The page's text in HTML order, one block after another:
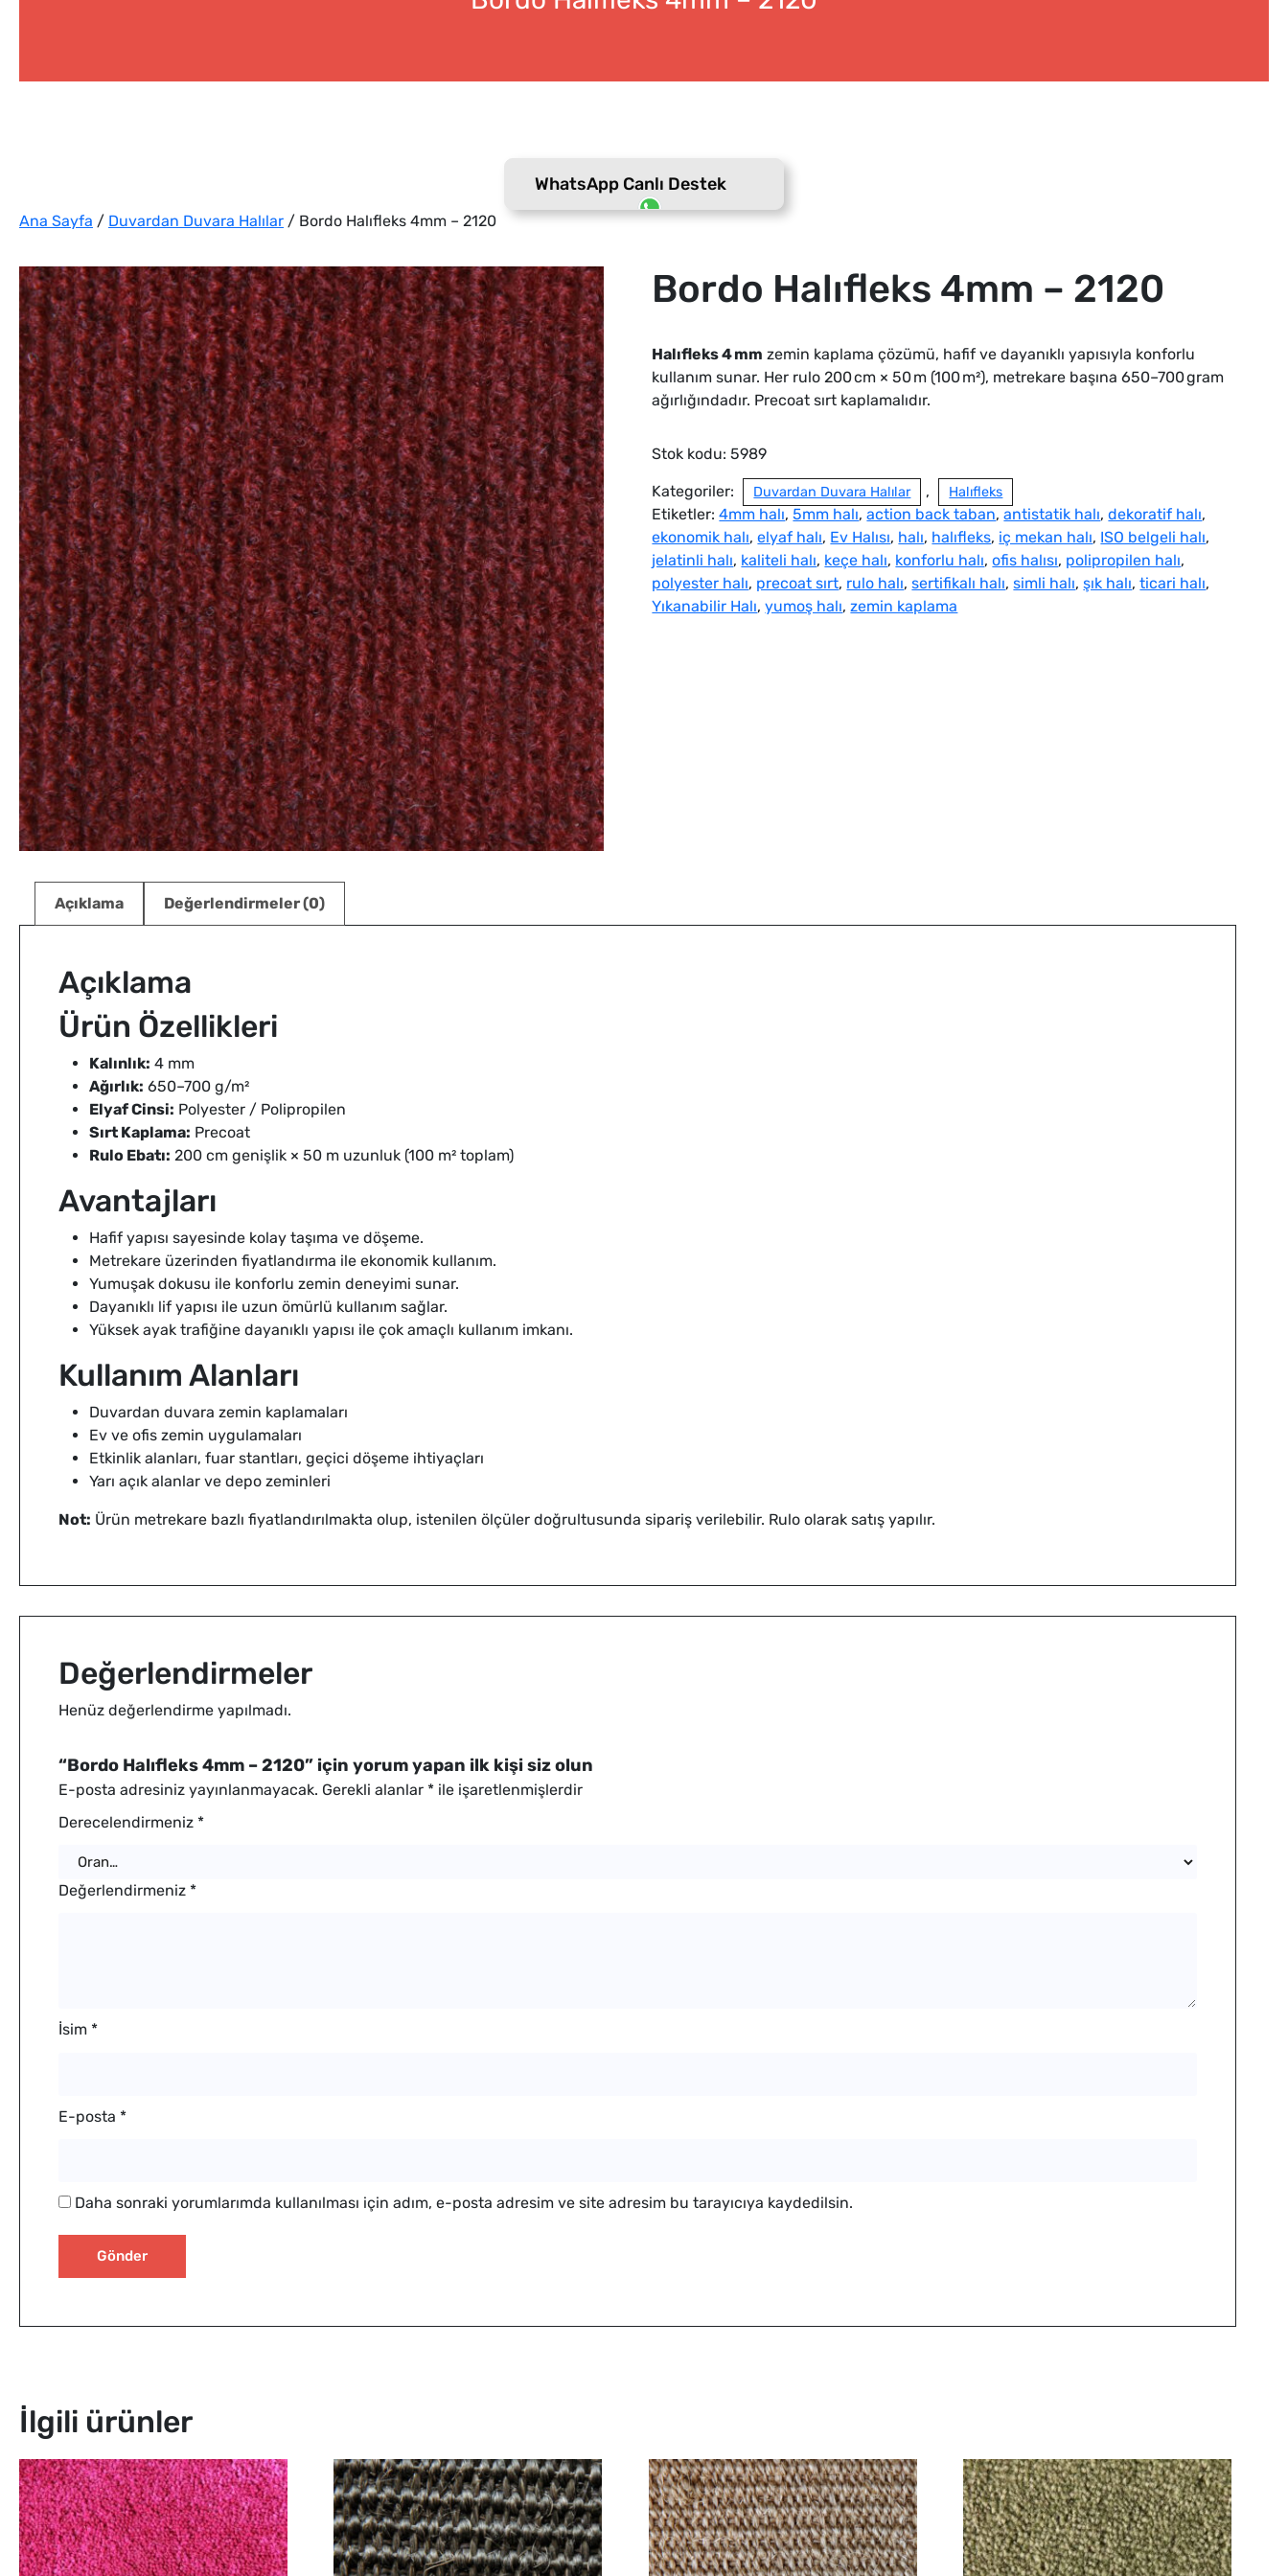
WhatsApp Canlı Destek
Ana Sayfa / Duvardan Duvara Halılar / Bordo Halıfleks 4mm – 2120
Bordo Halıfleks 4mm – 2120
Halıfleks 4 mm zemin kaplama çözümü, hafif ve dayanıklı yapısıyla konforlu
kullanım sunar. Her rulo 200 cm × 50 m (100 m²), metrekare başına 650–700 gram
ağırlığındadır. Precoat sırt kaplamalıdır.
Stok kodu:5989
Kategoriler: Duvardan Duvara Halılar , Halıfleks
Etiketler:4mm halı,5mm halı,action back taban,antistatik halı,dekoratif halı,
ekonomik halı,elyaf halı, Ev Halısı, halı, halıfleks, iç mekan halı, ISO belgeli halı,
jelatinli halı, kaliteli halı, keçe halı, konforlu halı,ofis halısı, polipropilen halı,
polyester halı, precoat sırt, rulo halı,sertifikalı halı,simli halı,şık halı,ticari halı,
Yıkanabilir Halı,yumoş halı,zemin kaplama
Açıklama Değerlendirmeler (0)
Açıklama
Ürün Özellikleri
Kalınlık: 4 mm
Ağırlık: 650–700 g/m²
Elyaf Cinsi: Polyester / Polipropilen
Sırt Kaplama: Precoat
Rulo Ebatı: 200 cm genişlik × 50 m uzunluk (100 m² toplam)
Avantajları
Hafif yapısı sayesinde kolay taşıma ve döşeme.
Metrekare üzerinden fiyatlandırma ile ekonomik kullanım.
Yumuşak dokusu ile konforlu zemin deneyimi sunar.
Dayanıklı lif yapısı ile uzun ömürlü kullanım sağlar.
Yüksek ayak trafiğine dayanıklı yapısı ile çok amaçlı kullanım imkanı.
Kullanım Alanları
Duvardan duvara zemin kaplamaları
Ev ve ofis zemin uygulamaları
Etkinlik alanları, fuar stantları, geçici döşeme ihtiyaçları
Yarı açık alanlar ve depo zeminleri
Not: Ürün metrekare bazlı fiyatlandırılmakta olup, istenilen ölçüler doğrultusunda sipariş verilebilir. Rulo olarak satış yapılır.
Değerlendirmeler
Henüz değerlendirme yapılmadı.
“Bordo Halıfleks 4mm – 2120” için yorum yapan ilk kişi siz olun
E-posta adresiniz yayınlanmayacak. Gerekli alanlar * ile işaretlenmişlerdir
Derecelendirmeniz *
Değerlendirmeniz *
İsim *
E-posta *
Daha sonraki yorumlarımda kullanılması için adım, e-posta adresim ve site adresim bu tarayıcıya kaydedilsin.
İlgili ürünler